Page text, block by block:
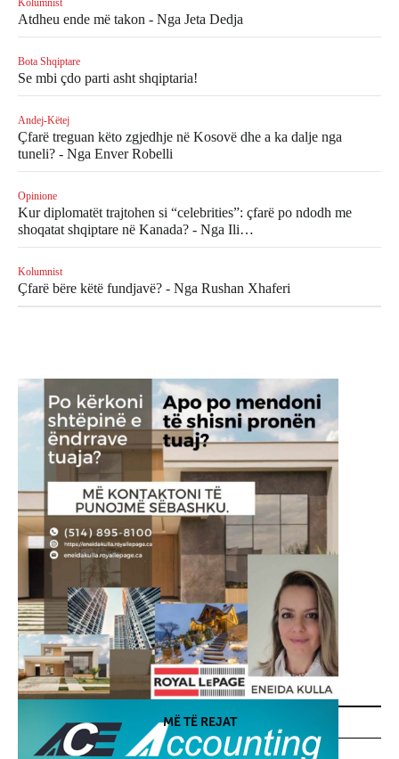
Kolumnist
Atdheu ende më takon - Nga Jeta Dedja
Bota Shqiptare
Se mbi çdo parti asht shqiptaria!
Andej-Këtej
Çfarë treguan këto zgjedhje në Kosovë dhe a ka dalje nga
tuneli? - Nga Enver Robelli
Opinione
Kur diplomatët trajtohen si “celebrities”: çfarë po ndodh me
shoqatat shqiptare në Kanada? - Nga Ili…
Kolumnist
Çfarë bëre këtë fundjavë? - Nga Rushan Xhaferi
MË TË REJAT